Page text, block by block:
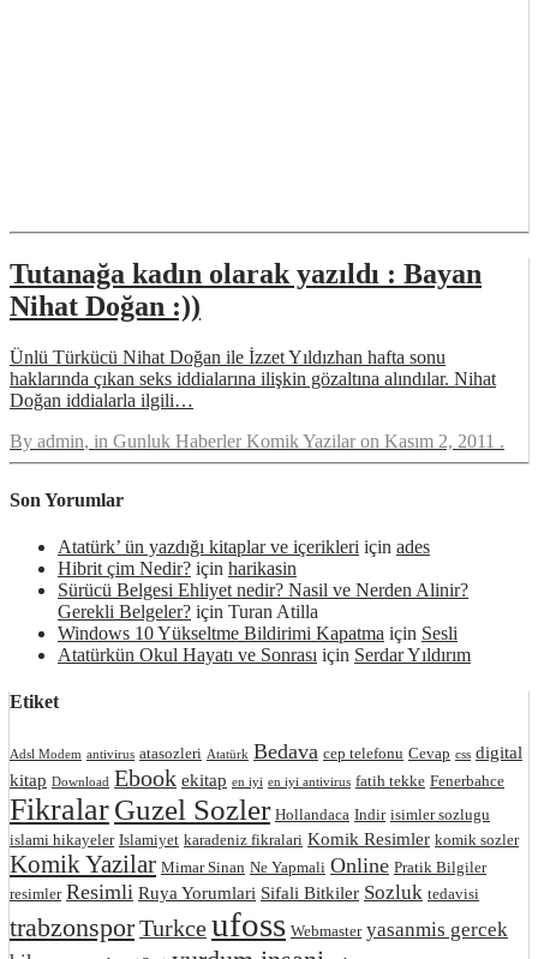
Tutanağa kadın olarak yazıldı : Bayan
Nihat Doğan :))
Ünlü Türkücü Nihat Doğan ile İzzet Yıldızhan hafta sonu
haklarında çıkan seks iddialarına ilişkin gözaltına alındılar. Nihat
Doğan iddialarla ilgili…
By admin, in Gunluk Haberler Komik Yazilar on Kasım 2, 2011 .
Son Yorumlar
Atatürk’ ün yazdığı kitaplar ve içerikleri için ades
Hibrit çim Nedir? için harikasin
Sürücü Belgesi Ehliyet nedir? Nasil ve Nerden Alinir?
Gerekli Belgeler? için Turan Atilla
Windows 10 Yükseltme Bildirimi Kapatma için Sesli
Atatürkün Okul Hayatı ve Sonrası için Serdar Yıldırım
Etiket
Adsl Modem antivirus atasozleri Atatürk Bedava cep telefonu Cevap css digital
kitap Download Ebook ekitap en iyi en iyi antivirus fatih tekke Fenerbahce
FikralarGuzel Sozler Hollandaca Indir isimler sozlugu
islami hikayeler Islamiyet karadeniz fikralari Komik Resimler komik sozler
Komik Yazilar Mimar Sinan Ne Yapmali Online Pratik Bilgiler
resimler Resimli Ruya Yorumlari Sifali Bitkiler Sozluk tedavisi
trabzonsporTurkceufoss Webmaster yasanmis gercek